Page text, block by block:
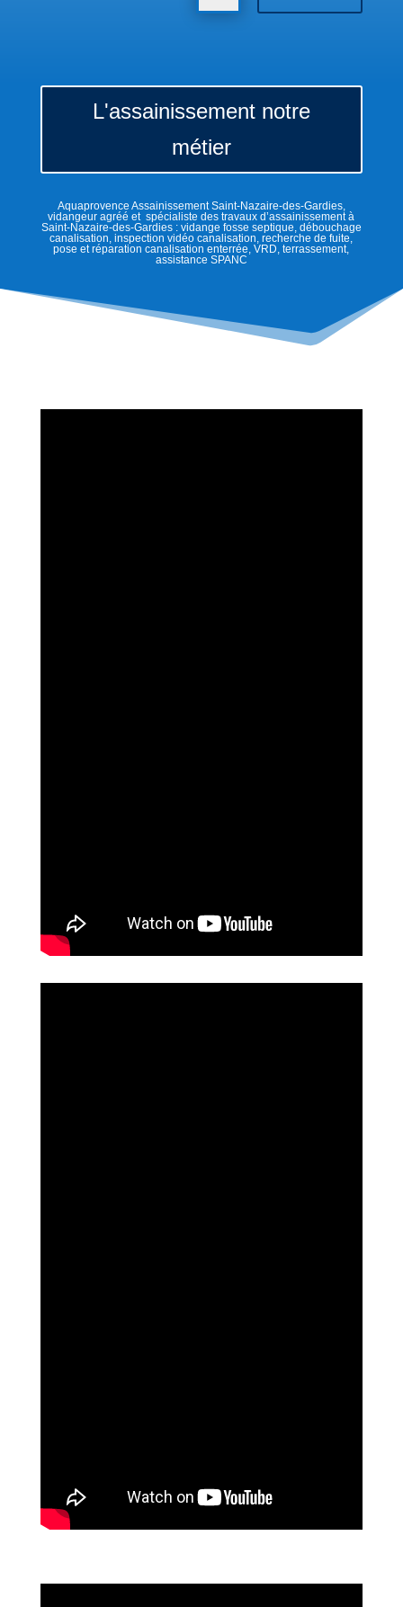
L'assainissement notre
métier
Aquaprovence Assainissement Saint-Nazaire-des-Gardies,
vidangeur agréé et spécialiste des travaux d’assainissement à
Saint-Nazaire-des-Gardies : vidange fosse septique, débouchage
canalisation, inspection vidéo canalisation, recherche de fuite,
pose et réparation canalisation enterrée, VRD, terrassement,
assistance SPANC